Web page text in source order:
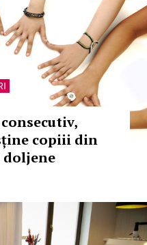
copiii din